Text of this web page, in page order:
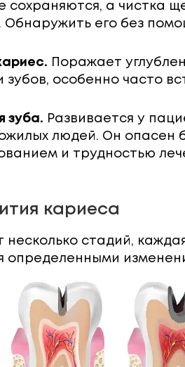
сохраняются, а чистка
Обнаружить его без
Поражает
зубов, особенно часто
зуба. Развивается у
людей. Он опасен
и трудностью
кариеса
несколько стадий,
определенными